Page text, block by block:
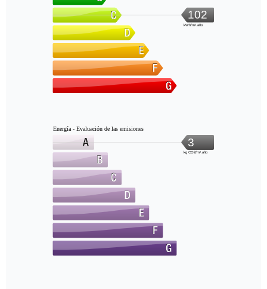
102
kWh/m².año
Energía - Evaluación de las emisiones
3
kg CO2/m².año